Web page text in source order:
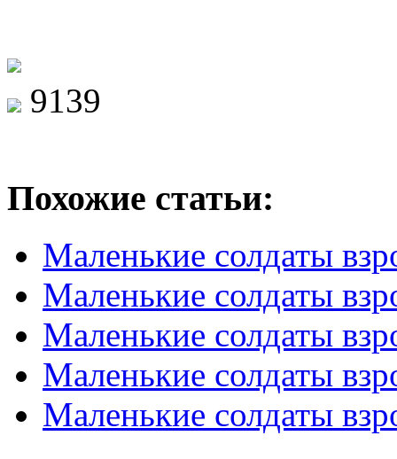
9139
Похожие статьи:
Маленькие солдаты
Маленькие солдаты
Маленькие солдаты
Маленькие солдаты
Маленькие солдаты